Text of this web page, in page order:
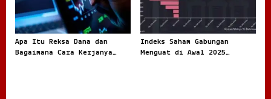
Apa Itu Reksa Dana dan
Bagaimana Cara Kerjanya
Indeks Saham Gabungan
Menguat di Awal 2025